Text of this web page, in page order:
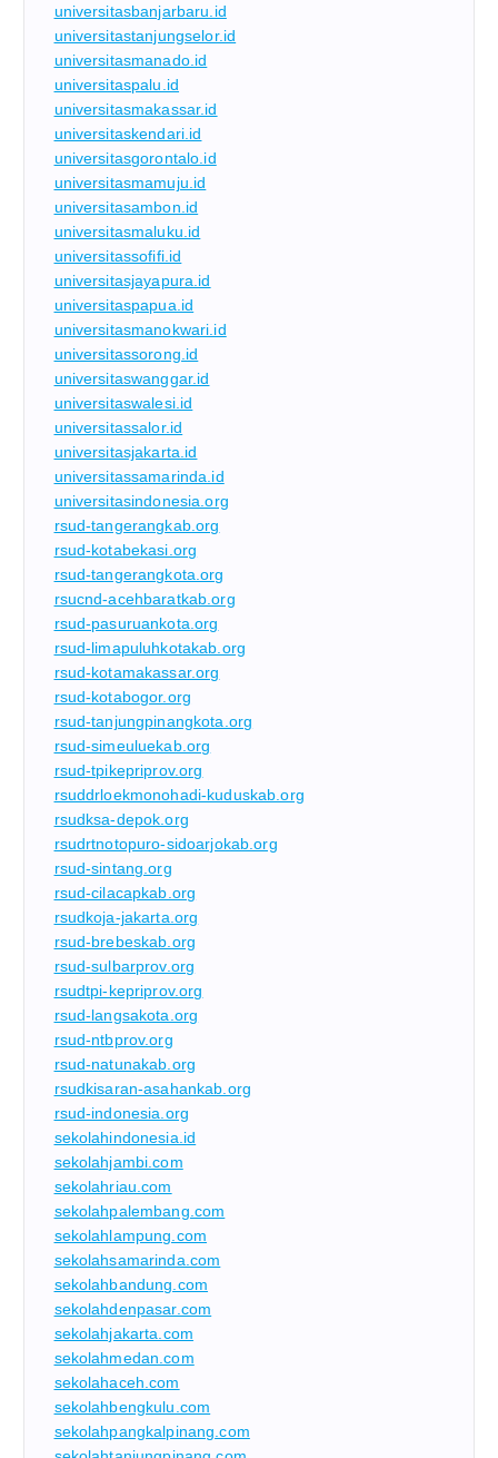
universitasbanjarbaru.id
universitastanjungselor.id
universitasmanado.id
universitaspalu.id
universitasmakassar.id
universitaskendari.id
universitasgorontalo.id
universitasmamuju.id
universitasambon.id
universitasmaluku.id
universitassofifi.id
universitasjayapura.id
universitaspapua.id
universitasmanokwari.id
universitassorong.id
universitaswanggar.id
universitaswalesi.id
universitassalor.id
universitasjakarta.id
universitassamarinda.id
universitasindonesia.org
rsud-tangerangkab.org
rsud-kotabekasi.org
rsud-tangerangkota.org
rsucnd-acehbaratkab.org
rsud-pasuruankota.org
rsud-limapuluhkotakab.org
rsud-kotamakassar.org
rsud-kotabogor.org
rsud-tanjungpinangkota.org
rsud-simeuluekab.org
rsud-tpikepriprov.org
rsuddrloekmonohadi-kuduskab.org
rsudksa-depok.org
rsudrtnotopuro-sidoarjokab.org
rsud-sintang.org
rsud-cilacapkab.org
rsudkoja-jakarta.org
rsud-brebeskab.org
rsud-sulbarprov.org
rsudtpi-kepriprov.org
rsud-langsakota.org
rsud-ntbprov.org
rsud-natunakab.org
rsudkisaran-asahankab.org
rsud-indonesia.org
sekolahindonesia.id
sekolahjambi.com
sekolahriau.com
sekolahpalembang.com
sekolahlampung.com
sekolahsamarinda.com
sekolahbandung.com
sekolahdenpasar.com
sekolahjakarta.com
sekolahmedan.com
sekolahaceh.com
sekolahbengkulu.com
sekolahpangkalpinang.com